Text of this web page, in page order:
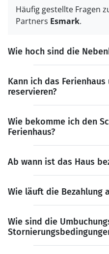
Häufig gestellte Fragen
Partners Esmark.
Wie hoch sind die
Kann ich das
reservieren?
Wie bekomme ich den
Ferienhaus?
Ab wann ist das Haus
Wie läuft die Bezahlung
Wie sind die